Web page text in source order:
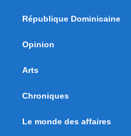
République Dominicaine
Opinion
Arts
Chroniques
Le monde des affaires